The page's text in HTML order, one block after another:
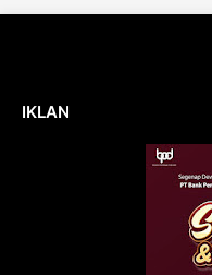
IKLAN